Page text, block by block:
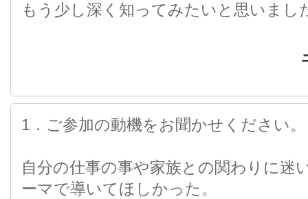
もう少し深く知ってみたいと思いまし
1．ご参加の動機をお聞かせください。
自分の仕事の事や家族との関わりに迷
ーマで導いてほしかった。